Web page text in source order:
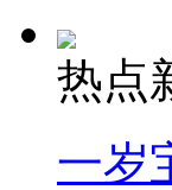
热点
一岁